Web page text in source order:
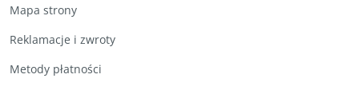
Mapa strony
Reklamacje i zwroty
Metody płatności